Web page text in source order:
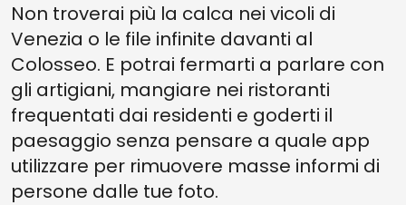
Non troverai più la calca nei vicoli di
Venezia o le file infinite davanti al
Colosseo. E potrai fermarti a parlare con
gli artigiani, mangiare nei ristoranti
frequentati dai residenti e goderti il
paesaggio senza pensare a quale app
utilizzare per rimuovere masse informi di
persone dalle tue foto.